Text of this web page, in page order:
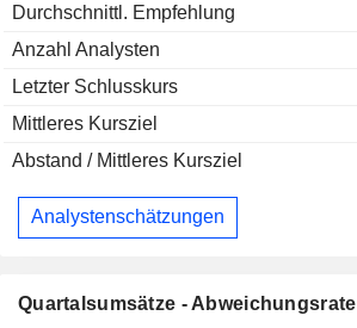
Durchschnittl. Empfehlung
Anzahl Analysten
Letzter Schlusskurs
Mittleres Kursziel
Abstand / Mittleres Kursziel
Analystenschätzungen
Quartalsumsätze - Abweichungsrate